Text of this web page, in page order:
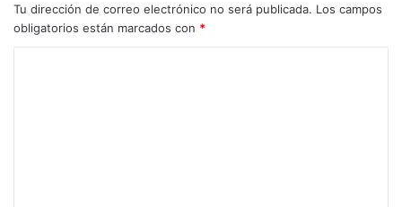
Tu dirección de correo electrónico no será publicada. Los campos
obligatorios están marcados con *